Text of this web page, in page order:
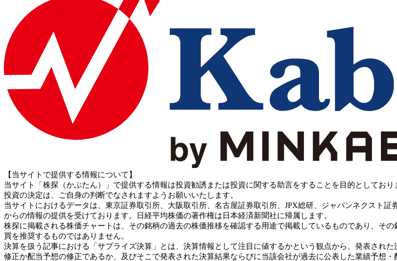
【当サイトで提供する情報について】
当サイト「株探（かぶたん）」で提供する情報は投資勧誘または投資に関する助言をすることを目的としており
投資の決定は、ご自身の判断でなされますようお願いいたします。
当サイトにおけるデータは、東京証券取引所、大阪取引所、名古屋証券取引所、JPX総研、ジャパンネクスト証
からの情報の提供を受けております。日経平均株価の著作権は日本経済新聞社に帰属します。
株探に掲載される株価チャートは、その銘柄の過去の株価推移を確認する用途で掲載しているものであり、そ
買を推奨するものではありません。
決算を扱う記事における「サプライズ決算」とは、決算情報として注目に値するかという観点から、発表され
修正か配当予想の修正であるか、及びそこで発表された決算結果ならびに当該会社が過去に公表した業績予想